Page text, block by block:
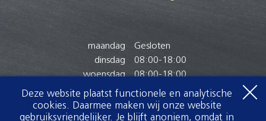
maandag
Gesloten
dinsdag
08:00-18:00
woensdag
08:00-18:00
donderdag
08:00 -
vrijdag
08:00- 18:00
zaterdag
07:30-15:00
Deze website plaatst functionele en analytische
cookies. Daarmee maken wij onze website
gebruiksvriendelijker. Je blijft anoniem, omdat in